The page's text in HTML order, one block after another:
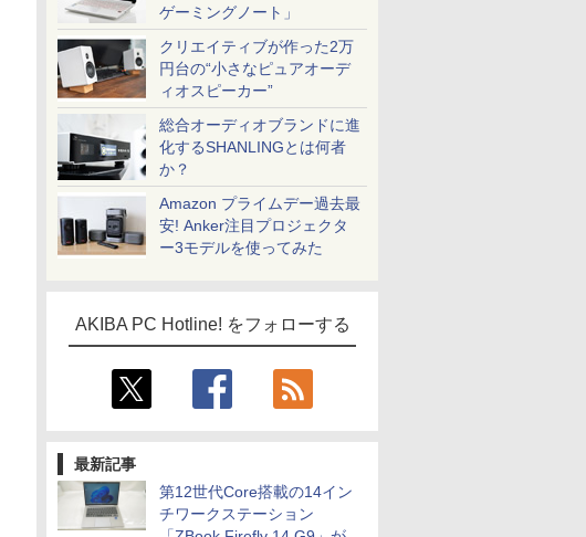
ゲーミングノート」
クリエイティブが作った2万
円台の“小さなピュアオーデ
ィオスピーカー”
総合オーディオブランドに進
化するSHANLINGとは何者
か？
Amazon プライムデー過去最
安! Anker注目プロジェクタ
ー3モデルを使ってみた
AKIBA PC Hotline! をフォローする
最新記事
第12世代Core搭載の14イン
チワークステーション